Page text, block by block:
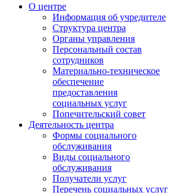
О центре
Информация об учредителе
Структура центра
Органы управления
Персональный состав
сотрудников
Материально-техническое
обеспечение
предоставления
социальных услуг
Попечительский совет
Деятельность центра
Формы социального
обслуживания
Виды социального
обслуживания
Получатели услуг
Перечень социальных услуг